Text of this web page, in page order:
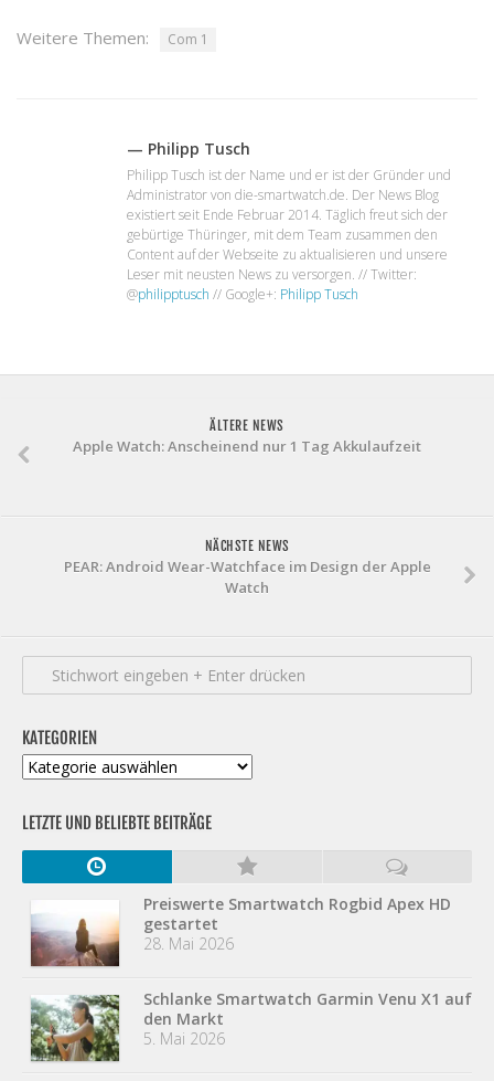
Weitere Themen: Com 1
— Philipp Tusch
Philipp Tusch ist der Name und er ist der Gründer und
Administrator von die-smartwatch.de. Der News Blog
existiert seit Ende Februar 2014. Täglich freut sich der
gebürtige Thüringer, mit dem Team zusammen den
Content auf der Webseite zu aktualisieren und unsere
Leser mit neusten News zu versorgen. // Twitter:
@philipptusch // Google+: Philipp Tusch
ÄLTERE NEWS
Apple Watch: Anscheinend nur 1 Tag Akkulaufzeit
NÄCHSTE NEWS
PEAR: Android Wear-Watchface im Design der Apple
Watch
KATEGORIEN
Kategorien
LETZTE UND BELIEBTE BEITRÄGE
Preiswerte Smartwatch Rogbid Apex HD
gestartet
28. Mai 2026
Schlanke Smartwatch Garmin Venu X1 auf
den Markt
5. Mai 2026